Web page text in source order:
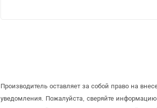
Производитель оставляет за собой право на
уведомления. Пожалуйста, сверяйте